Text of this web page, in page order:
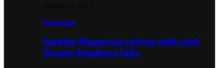
Pertanian
Garbine Muguruza retires with cold;
Sloane Stephens falls